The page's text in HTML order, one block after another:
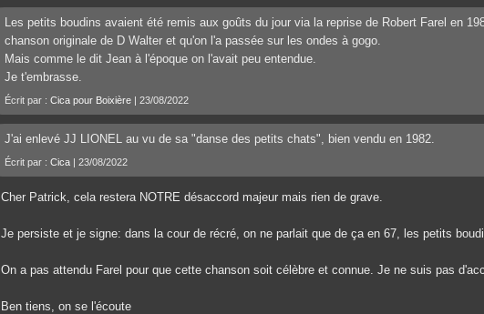
Les petits boudins avaient été remis aux goûts du jour via la reprise de Robert Farel en
chanson originale de D Walter et qu'on l'a passée sur les ondes à gogo.
Mais comme le dit Jean à l'époque on l'avait peu entendue.
Je t'embrasse.
Écrit par : Cica pour Boixière | 23/08/2022
J'ai enlevé JJ LIONEL au vu de sa "danse des petits chats", bien vendu en 1982.
Écrit par : Cica | 23/08/2022
Cher Patrick, cela restera NOTRE désaccord majeur mais rien de grave.
Je persiste et je signe: dans la cour de récré, on ne parlait que de ça en 67, les petits
On a pas attendu Farel pour que cette chanson soit célèbre et connue. Je ne suis pas
Ben tiens, on se l'écoute